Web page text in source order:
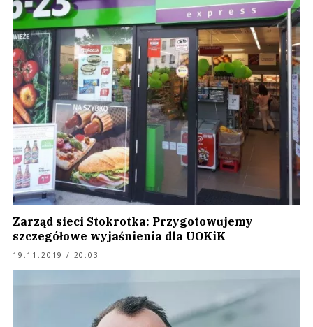
Zarząd sieci Stokrotka: Przygotowujemy
szczegółowe wyjaśnienia dla UOKiK
19.11.2019 / 20:03